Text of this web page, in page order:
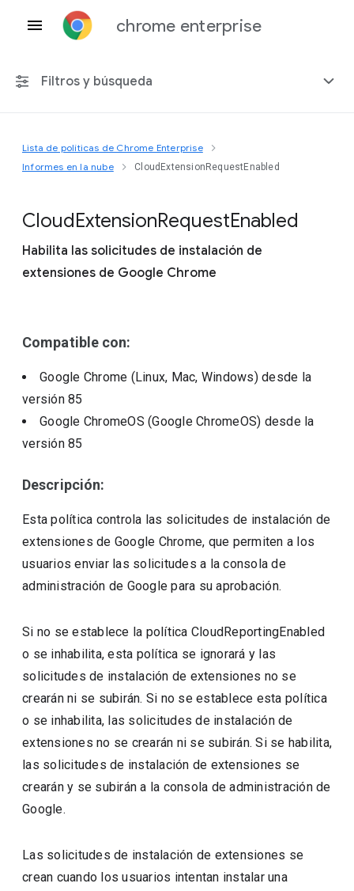
chrome enterprise
Filtros y búsqueda
Cualquier plataforma
Incluir políticas obsoletas
Lista de políticas de Chrome Enterprise
Informes en la nube
CloudExtensionRequestEnabled
CloudExtensionRequestEnabled
Habilita las solicitudes de instalación de
extensiones de Google Chrome
Compatible con:
Google Chrome (Linux, Mac, Windows)desde la
versión85
Google ChromeOS (Google ChromeOS) desde la
versión85
Descripción:
Esta política controla las solicitudes de instalación de
extensiones de Google Chrome, que permiten a los
usuarios enviar las solicitudes a la consola de
administración de Google para su aprobación.
Si no se establece la política CloudReportingEnabled
o se inhabilita, esta política se ignorará y las
solicitudes de instalación de extensiones no se
crearán ni se subirán. Si no se establece esta política
o se inhabilita, las solicitudes de instalación de
extensiones no se crearán ni se subirán. Si se habilita,
las solicitudes de instalación de extensiones se
crearán y se subirán a la consola de administración de
Google.
Las solicitudes de instalación de extensiones se
crean cuando los usuarios intentan instalar una